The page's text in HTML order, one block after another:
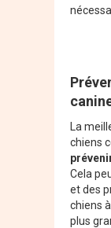
La
chiens
Cela
et des
chiens
plus